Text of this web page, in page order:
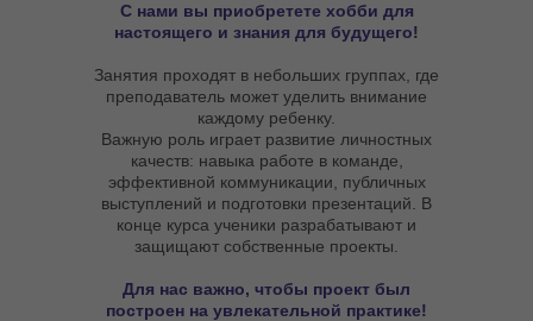
С нами вы приобретете хобби для
настоящего и знания для будущего!
Занятия проходят в небольших группах, где
преподаватель может уделить внимание
каждому ребенку.
Важную роль играет развитие личностных
качеств: навыка работе в команде,
эффективной коммуникации, публичных
выступлений и подготовки презентаций. В
конце курса ученики разрабатывают и
защищают собственные проекты.
Для нас важно, чтобы проект был
построен на увлекательной практике!